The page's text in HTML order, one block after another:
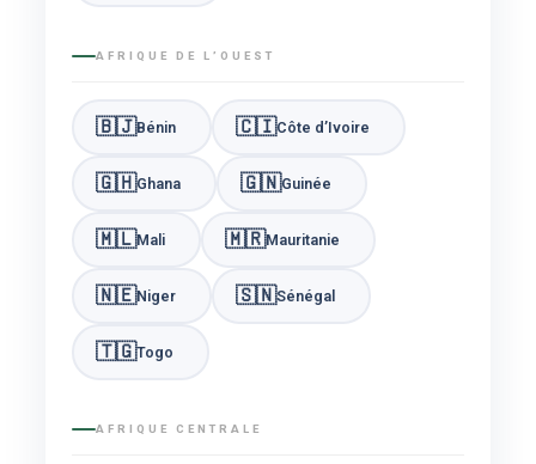
AFRIQUE DE L’OUEST
🇧🇯Bénin 🇨🇮Côte d’Ivoire
🇬🇭Ghana 🇬🇳Guinée
🇲🇱Mali 🇲🇷Mauritanie
🇳🇪Niger 🇸🇳Sénégal
🇹🇬Togo
AFRIQUE CENTRALE